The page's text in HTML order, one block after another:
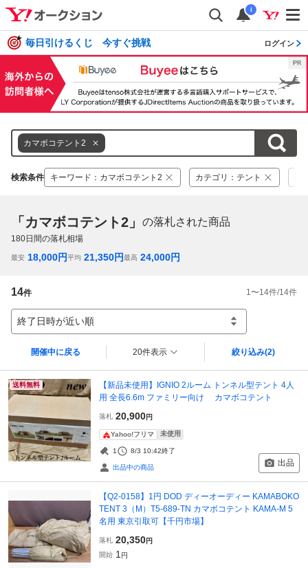
i
毎日引けるくじ 今すぐ挑戦 ログイン
カマボコテント2
検索条件 キーワード ： カマボコテント2 カテゴリ ： テント
「カマボコテント2」 の落札された商品
180日間の落札相場
最安 18,000円平均 21,350円最高 24,000円
14件 1 〜14件/14件
終了日時が近い順
開催中に戻る 20件表示 絞り込み(2)
送料無料
【新品未使用】IGNIO 2ルーム トンネル型テント 4人
用 全長6.6m ファミリー向け カマボコテント
落札 20,900円
Yahoo!フリマ 未使用
1 8/3 10:42終了
出品中の商品 出品
【Q2-0158】1円 DOD ディーオーディー KAMABOKO
TENT 3（M）T5-689-TN カマボコテント KAMA-M 5
名用 東京引取可【千円市場】
落札 20,350円
開始 1 円